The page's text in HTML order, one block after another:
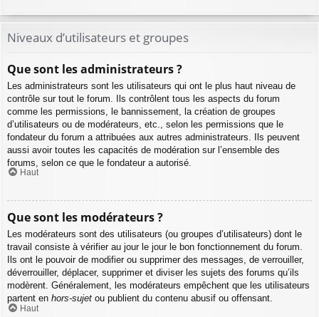
Niveaux d’utilisateurs et groupes
Que sont les administrateurs ?
Les administrateurs sont les utilisateurs qui ont le plus haut niveau de
contrôle sur tout le forum. Ils contrôlent tous les aspects du forum
comme les permissions, le bannissement, la création de groupes
d’utilisateurs ou de modérateurs, etc., selon les permissions que le
fondateur du forum a attribuées aux autres administrateurs. Ils peuvent
aussi avoir toutes les capacités de modération sur l’ensemble des
forums, selon ce que le fondateur a autorisé.
Haut
Que sont les modérateurs ?
Les modérateurs sont des utilisateurs (ou groupes d’utilisateurs) dont le
travail consiste à vérifier au jour le jour le bon fonctionnement du forum.
Ils ont le pouvoir de modifier ou supprimer des messages, de verrouiller,
déverrouiller, déplacer, supprimer et diviser les sujets des forums qu’ils
modèrent. Généralement, les modérateurs empêchent que les utilisateurs
partent en hors-sujet ou publient du contenu abusif ou offensant.
Haut